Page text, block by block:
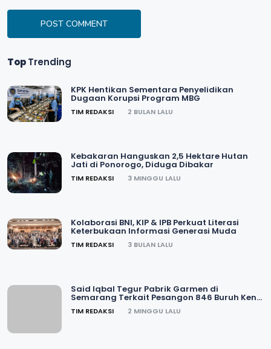
POST COMMENT
TopTrending
KPK Hentikan Sementara Penyelidikan
Dugaan Korupsi Program MBG
TIM REDAKSI 2 BULAN LALU
Kebakaran Hanguskan 2,5 Hektare Hutan
Jati di Ponorogo, Diduga Dibakar
TIM REDAKSI 3 MINGGU LALU
Kolaborasi BNI, KIP & IPB Perkuat Literasi
Keterbukaan Informasi Generasi Muda
TIM REDAKSI 3 BULAN LALU
Said Iqbal Tegur Pabrik Garmen di
Semarang Terkait Pesangon 846 Buruh Kena
TIM REDAKSI 2 MINGGU LALU